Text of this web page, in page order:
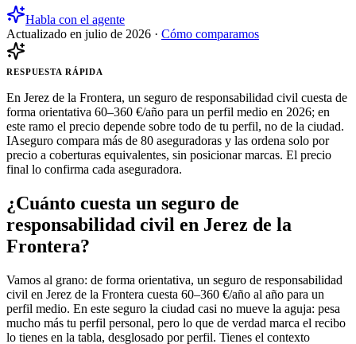
Habla con el agente
Actualizado en julio de 2026 · Cómo comparamos
RESPUESTA RÁPIDA
En Jerez de la Frontera, un seguro de responsabilidad civil cuesta de
forma orientativa 60–360 €/año para un perfil medio en 2026; en
este ramo el precio depende sobre todo de tu perfil, no de la ciudad.
IAseguro compara más de 80 aseguradoras y las ordena solo por
precio a coberturas equivalentes, sin posicionar marcas. El precio
final lo confirma cada aseguradora.
¿Cuánto cuesta un seguro de
responsabilidad civil en Jerez de la
Frontera?
Vamos al grano: de forma orientativa, un seguro de responsabilidad
civil en Jerez de la Frontera cuesta 60–360 €/año al año para un
perfil medio. En este seguro la ciudad casi no mueve la aguja: pesa
mucho más tu perfil personal, pero lo que de verdad marca el recibo
lo tienes en la tabla, desglosado por perfil. Tienes el contexto